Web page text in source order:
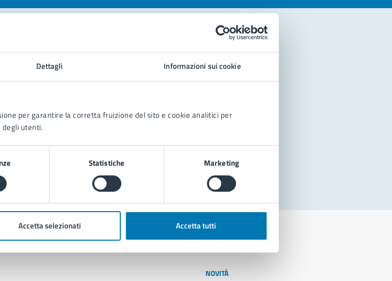
Dettagli Informazioni sui cookie
per garantire la corretta fruizione del sito e cookie analitici per
utenti.
Statistiche Marketing
Accetta selezionati Accetta tutti
NOVITÀ